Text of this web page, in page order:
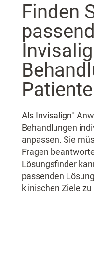
Finden
Als Invisalign®
Behandlungen
anpassen. Sie
Fragen
Lösungsfinder
passenden
klinischen Ziele